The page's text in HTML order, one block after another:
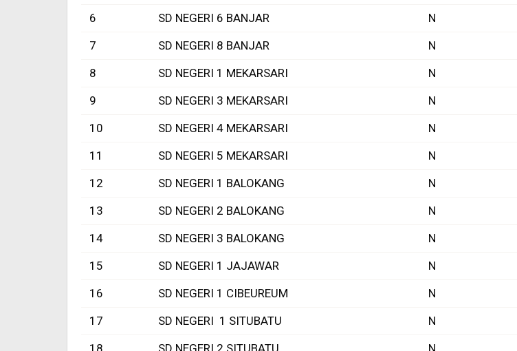
6
SD NEGERI 6 BANJAR N
7
SD NEGERI 8 BANJAR N
8
SD NEGERI 1 MEKARSARI N
9
SD NEGERI 3 MEKARSARI N
10
SD NEGERI 4 MEKARSARI N
11
SD NEGERI 5 MEKARSARI N
12
SD NEGERI 1 BALOKANG N
13
SD NEGERI 2 BALOKANG N
14
SD NEGERI 3 BALOKANG N
15
SD NEGERI 1 JAJAWAR N
16
SD NEGERI 1 CIBEUREUM N
17
SD NEGERI 1 SITUBATU N
18
SD NEGERI 2 SITUBATU N